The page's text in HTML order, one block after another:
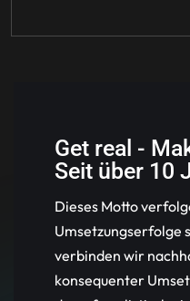
Get real -
Seit über 10
Dieses Motto
Umsetzungserfolge
verbinden wir
konsequenter